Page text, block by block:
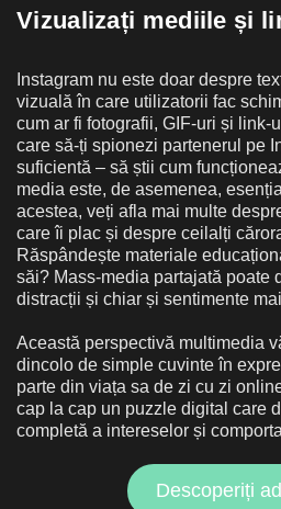
Vizualizați mediile și
Instagram nu este doar despre
vizuală în care utilizatorii fac
cum ar fi fotografii, GIF-uri și link-
care să-ți spionezi partenerul pe
suficientă – să știi cum
media este, de asemenea,
acestea, veți afla mai multe
care îi plac și despre ceilalți
Răspândește materiale
săi? Mass-media partajată poate
distracții și chiar și sentimente
Această perspectivă multimedia
dincolo de simple cuvinte în
parte din viața sa de zi cu zi
cap la cap un puzzle digital care
completă a intereselor și
Descoperiți